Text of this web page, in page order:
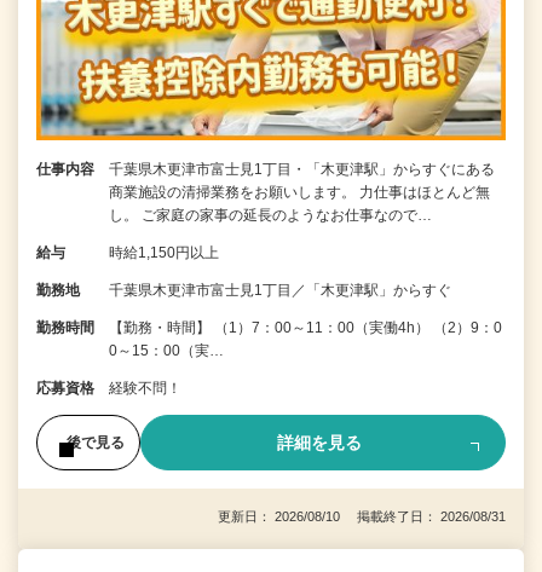
仕事内容
千葉県木更津市富士見1丁目・「木更津駅」からすぐにある
商業施設の清掃業務をお願いします。 力仕事はほとんど無
し。 ご家庭の家事の延長のようなお仕事なので…
給与 時給1,150円以上
勤務地 千葉県木更津市富士見1丁目／「木更津駅」からすぐ
勤務時間
【勤務・時間】 （1）7：00～11：00（実働4h） （2）9：0
0～15：00（実…
応募資格 経験不問！
後で見る 詳細を見る
更新日： 2026/08/10 掲載終了日： 2026/08/31